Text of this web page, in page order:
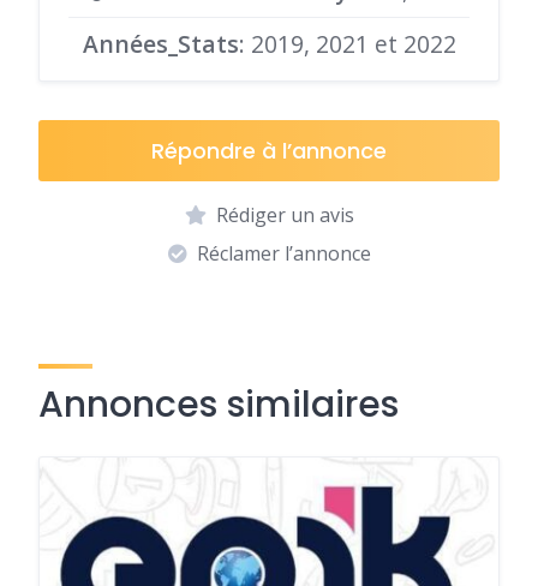
Années_Stats: 2019, 2021 et 2022
Répondre à l’annonce
Rédiger un avis
Réclamer l’annonce
Annonces similaires